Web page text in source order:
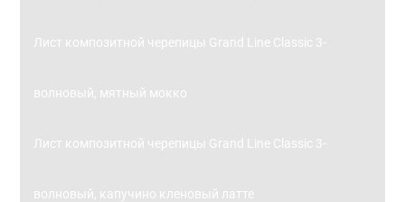
Лист композитной черепицы Grand Line Classic 3-
волновый, мятный мокко
Лист композитной черепицы Grand Line Classic 3-
волновый, капучино кленовый латте